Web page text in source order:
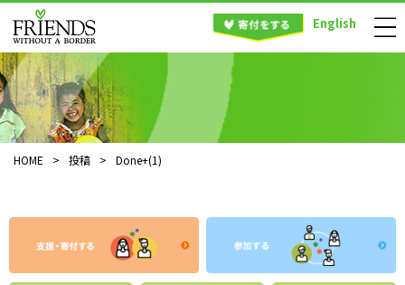
English
HOME > 投稿 > Done+(1)